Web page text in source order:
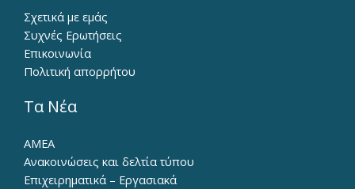
Σχετικά με εμάς
Συχνές Ερωτήσεις
Επικοινωνία
Πολιτική απορρήτου
Τα Νέα
ΑΜΕΑ
Ανακοινώσεις και δελτία τύπου
Επιχειρηματικά – Εργασιακά